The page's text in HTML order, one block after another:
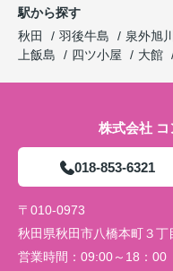
駅から探す
秋田
羽後牛島 泉外旭川
上飯島
四ツ小屋 大館
株式会社
018-853-6321
〒010-0973
秋田県秋田市八橋本町３
営業時間： 09:00～18：00